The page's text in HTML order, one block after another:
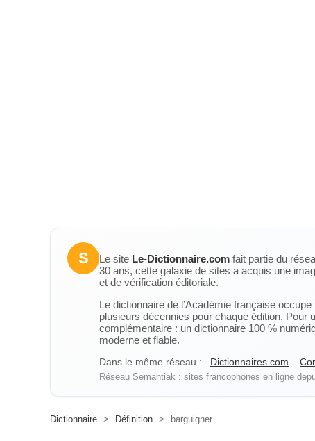
S Le site Le-Dictionnaire.com fait partie du
30 ans, cette galaxie de sites a acquis une
et de vérification éditoriale.
Le dictionnaire de l’Académie française
plusieurs décennies pour chaque édition. Pour
complémentaire : un dictionnaire 100 %
moderne et fiable.
Dans le même réseau : Dictionnaires.com
Réseau Semantiak : sites francophones en ligne
Dictionnaire > Définition > barguigner